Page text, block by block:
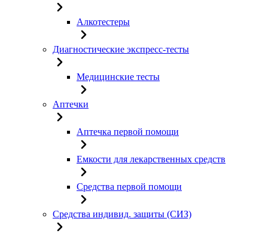
Алкотестеры
Диагностические экспресс-тесты
Медицинские тесты
Аптечки
Аптечка первой помощи
Емкости для лекарственных средств
Средства первой помощи
Средства индивид. защиты (СИЗ)